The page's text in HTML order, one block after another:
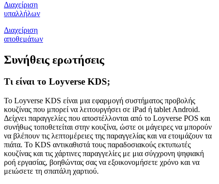
Διαχείριση
υπαλλήλων
Διαχείριση
αποθεμάτων
Συνήθεις ερωτήσεις
Τι είναι το Loyverse KDS;
Το Loyverse KDS είναι μια εφαρμογή συστήματος προβολής
κουζίνας που μπορεί να λειτουργήσει σε iPad ή tablet Android.
Δείχνει παραγγελίες που αποστέλλονται από το Loyverse POS και
συνήθως τοποθετείται στην κουζίνα, ώστε οι μάγειρες να μπορούν
να βλέπουν τις λεπτομέρειες της παραγγελίας και να ετοιμάζουν τα
πιάτα. Το KDS αντικαθιστά τους παραδοσιακούς εκτυπωτές
κουζίνας και τις χάρτινες παραγγελίες με μια σύγχρονη ψηφιακή
ροή εργασίας, βοηθώντας σας να εξοικονομήσετε χρόνο και να
μειώσετε τη σπατάλη χαρτιού.